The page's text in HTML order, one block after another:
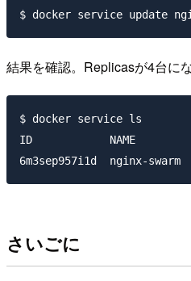
結果を確認。Replicasが4台にな
$ docker service ls
ID            NAME
さいごに